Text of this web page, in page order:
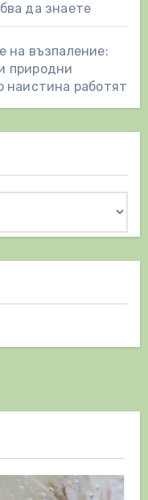
да знаете
на възпаление:
природни
наистина работят